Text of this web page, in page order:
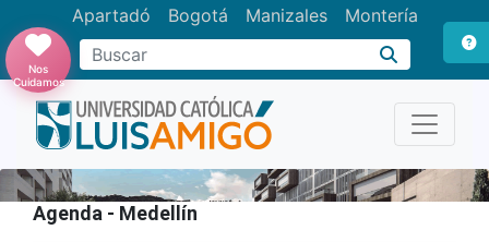
Apartadó Bogotá Manizales Montería
Buscar
Nos
Cuidamos
Agenda - Medellín